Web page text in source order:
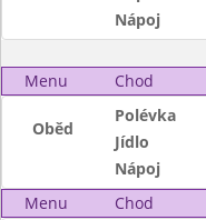
Nápoj
Menu Chod
Oběd
Polévka
Jídlo
Nápoj
Menu
Chod